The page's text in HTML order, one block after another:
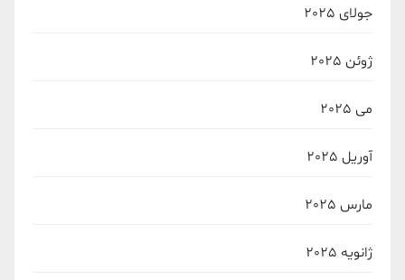
جولای 2025
ژوئن 2025
می 2025
آوریل 2025
مارس 2025
ژانویه 2025